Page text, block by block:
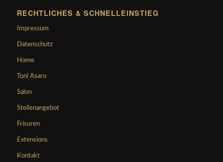
RECHTLICHES & SCHNELLEINSTIEG
Impressum
Datenschutz
Home
Toni Asaro
Salon
Stellenangebot
Frisuren
Extensions
Kontakt